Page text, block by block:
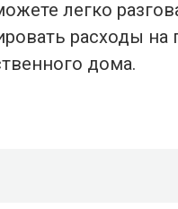
легко
расходы на
дома.